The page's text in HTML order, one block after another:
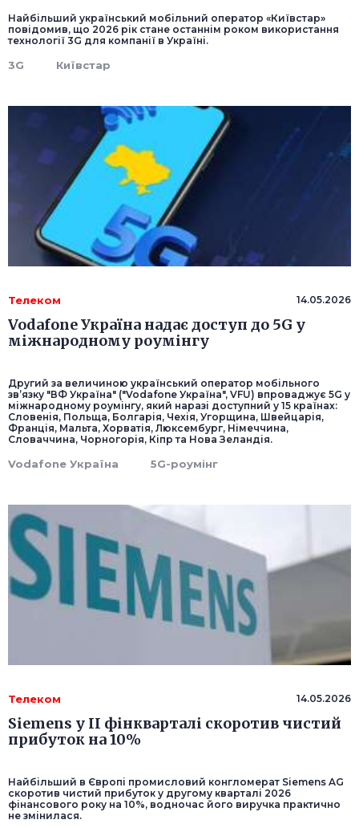
Найбільший український мобільний оператор «Київстар»
повідомив, що 2026 рік стане останнім роком використання
технології 3G для компанії в Україні.
3G Київстар
Телеком 14.05.2026
Vodafone Україна надає доступ до 5G у
міжнародному роумінгу
Другий за величиною український оператор мобільного
зв’язку "ВФ Україна" ("Vodafone Україна", VFU) впроваджує 5G у
міжнародному роумінгу, який наразі доступний у 15 країнах:
Словенія, Польща, Болгарія, Чехія, Угорщина, Швейцарія,
Франція, Мальта, Хорватія, Люксембург, Німеччина,
Словаччина, Чорногорія, Кіпр та Нова Зеландія.
Vodafone Україна 5G-роумінг
Телеком 14.05.2026
Siemens у II фінкварталі скоротив чистий
прибуток на 10%
Найбільший в Європі промисловий конгломерат Siemens AG
скоротив чистий прибуток у другому кварталі 2026
фінансового року на 10%, водночас його виручка практично
не змінилася.